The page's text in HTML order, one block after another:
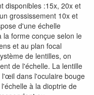
disponibles :15x, 20x et
grossissement 10x et
d'une échelle
la forme conçue selon le
et au plan focal
de lentilles, on
de l'échelle. La lentille
l'œil dans l'oculaire bouge
à la dioptrie de